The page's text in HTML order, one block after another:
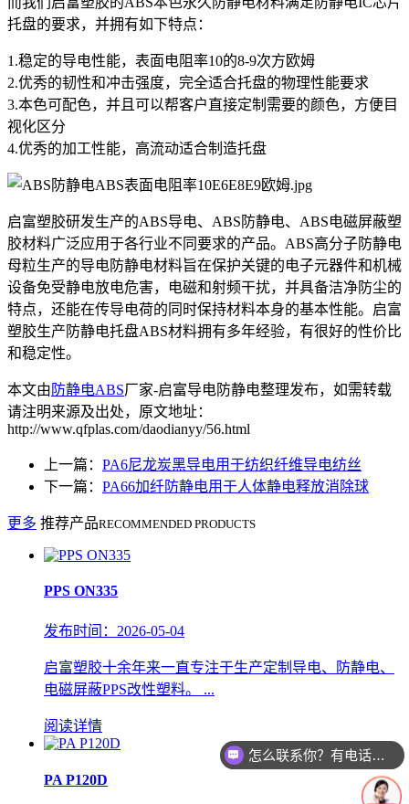
托盘的要求，并拥有如下特点：
1.稳定的导电性能，表面电阻率10的8-9次方欧姆
2.优秀的韧性和冲击强度，完全适合托盘的物理性能要求
3.本色可配色，并且可以帮客户直接定制需要的颜色，方便目
视化区分
4.优秀的加工性能，高流动适合制造托盘
启富塑胶研发生产的ABS导电、ABS防静电、ABS电磁屏蔽塑
胶材料广泛应用于各行业不同要求的产品。ABS高分子防静电
母粒生产的导电防静电材料旨在保护关键的电子元器件和机械
设备免受静电放电危害，电磁和射频干扰，并具备洁净防尘的
特点，还能在传导电荷的同时保持材料本身的基本性能。启富
塑胶生产防静电托盘ABS材料拥有多年经验，有很好的性价比
和稳定性。
本文由 防静电ABS厂家-启富导电防静电整理发布，如需转载
请注明来源及出处，原文地址：
http://www.qfplas.com/daodianyy/56.html
上一篇： PA6尼龙炭黑导电用于纺织纤维导电纺丝
下一篇： PA66加纤防静电用于人体静电释放消除球
更多 推荐产品RECOMMENDED PRODUCTS
PPS ON335
发布时间：2026-05-04
启富塑胶十余年来一直专注于生产定制导电、防静电、
电磁屏蔽PPS改性塑料。 ...
阅读详情
PA P120D
怎么联系你？有电话或者微信吗？